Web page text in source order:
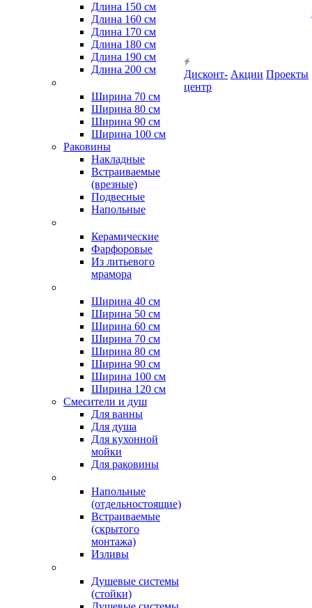
Длина 150 см
Длина 160 см
Длина 170 см
Длина 180 см
Длина 190 см
Длина 200 см
Ширина 70 см
Ширина 80 см
Ширина 90 см
Ширина 100 см
Раковины
Накладные
Встраиваемые
(врезные)
Подвесные
Напольные
Керамические
Фарфоровые
Из литьевого
мрамора
Ширина 40 см
Ширина 50 см
Ширина 60 см
Ширина 70 см
Ширина 80 см
Ширина 90 см
Ширина 100 см
Ширина 120 см
Смесители и душ
Для ванны
Для душа
Для кухонной
мойки
Для раковины
Напольные
(отдельностоящие)
Встраиваемые
(скрытого
монтажа)
Изливы
Душевые системы
(стойки)
Дисконт-
центр
Акции Проекты